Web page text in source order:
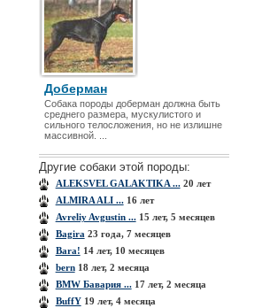
Доберман
Собака породы доберман должна быть
среднего размера, мускулистого и
сильного телосложения, но не излишне
массивной. ...
Другие собаки этой породы:
ALEKSVEL GALAKTIKA ...20 лет
ALMIRA ALI ...16 лет
Avreliy Avgustin ...15 лет, 5 месяцев
Bagira 23 года, 7 месяцев
Bara! 14 лет, 10 месяцев
bern18 лет, 2 месяца
BMW Бавария ...17 лет, 2 месяца
BuffY19 лет, 4 месяца